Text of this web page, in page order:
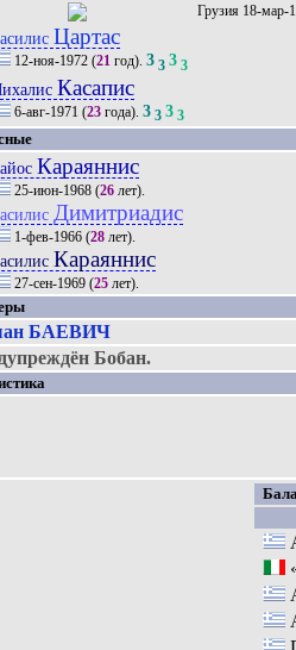
18-мар-
Цартас
12-ноя-1972 (21 год).3 3 3 3
Касапис
6-авг-1971 (23 года).3 3 3 3
Караяннис
25-июн-1968 (26 лет).
Димитриадис
1-фев-1966 (28 лет).
Караяннис
27-сен-1969 (25 лет).
БАЕВИЧ
Бобан.